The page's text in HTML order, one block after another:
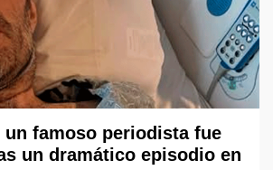
famoso periodista fue
un dramático episodio en